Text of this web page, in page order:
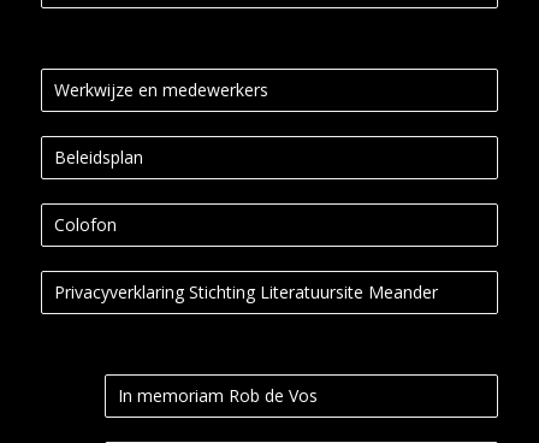
Werkwijze en medewerkers
Beleidsplan
Colofon
Privacyverklaring Stichting Literatuursite Meander
In memoriam Rob de Vos